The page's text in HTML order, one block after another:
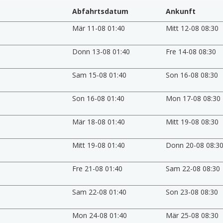
Abfahrtsdatum
Ankunft
Mär 11-08 01:40
Mitt 12-08 08:30
Donn 13-08 01:40 Fre 14-08 08:30
Sam 15-08 01:40 Son 16-08 08:30
Son 16-08 01:40 Mon 17-08 08:30
Mär 18-08 01:40 Mitt 19-08 08:30
Mitt 19-08 01:40 Donn 20-08
Fre 21-08 01:40 Sam 22-08 08:30
Sam 22-08 01:40 Son 23-08 08:30
Mon 24-08 01:40 Mär 25-08 08:30